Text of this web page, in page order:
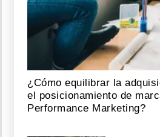
¿Cómo equilibrar la
el posicionamiento de
Performance Marketing?